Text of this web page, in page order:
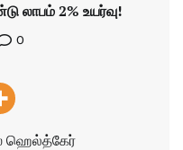
லாபம் 2% உயர்வு!
0
ஹெல்த்கேர்